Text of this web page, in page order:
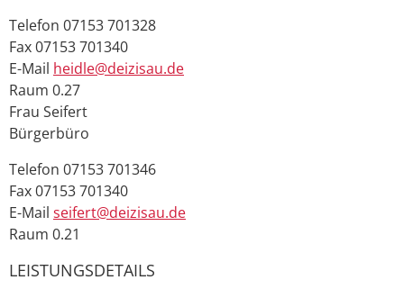
Telefon 07153 701328
Fax07153 701340
E-Mail heidle@deizisau.de
Raum 0.27
Frau Seifert
Bürgerbüro
Telefon 07153 701346
Fax07153 701340
E-Mail seifert@deizisau.de
Raum 0.21
LEISTUNGSDETAILS